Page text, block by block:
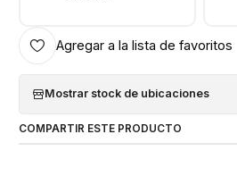
Agregar a la lista de favoritos
Mostrar stock de ubicaciones
COMPARTIR ESTE PRODUCTO